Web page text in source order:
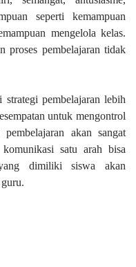
seperti kemampuan
mengelola kelas.
proses pembelajaran tidak
pembelajaran lebih
untuk mengontrol
akan sangat
satu arah bisa
yang dimiliki siswa akan